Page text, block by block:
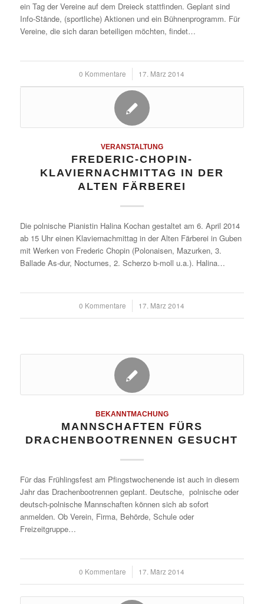
ein Tag der Vereine auf dem Dreieck stattfinden. Geplant sind
Info-Stände, (sportliche) Aktionen und ein Bühnenprogramm. Für
Vereine, die sich daran beteiligen möchten, findet…
0 Kommentare
/ 17. März 2014
VERANSTALTUNG
FREDERIC-CHOPIN-
KLAVIERNACHMITTAG IN DER
ALTEN FÄRBEREI
Die polnische Pianistin Halina Kochan gestaltet am 6. April 2014
ab 15 Uhr einen Klaviernachmittag in der Alten Färberei in Guben
mit Werken von Frederic Chopin (Polonaisen, Mazurken, 3.
Ballade As-dur, Nocturnes, 2. Scherzo b-moll u.a.). Halina…
0 Kommentare
/ 17. März 2014
BEKANNTMACHUNG
MANNSCHAFTEN FÜRS
DRACHENBOOTRENNEN GESUCHT
Für das Frühlingsfest am Pfingstwochenende ist auch in diesem
Jahr das Drachenbootrennen geplant. Deutsche, polnische oder
deutsch-polnische Mannschaften können sich ab sofort
anmelden. Ob Verein, Firma, Behörde, Schule oder
Freizeitgruppe…
0 Kommentare
/ 17. März 2014